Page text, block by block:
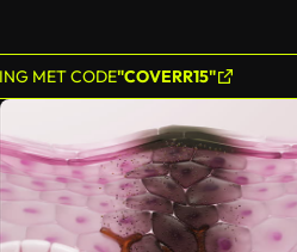
MET CODE"COVERR15"